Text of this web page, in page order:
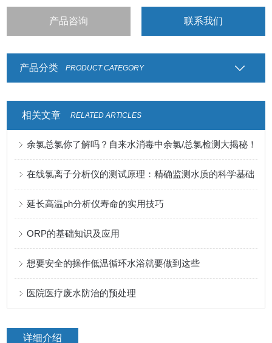
产品咨询 联系我们
产品分类 PRODUCT CATEGORY
相关文章 RELATED ARTICLES
余氯总氯你了解吗？自来水消毒中余氯/总氯检测大揭秘！
在线氯离子分析仪的测试原理：精确监测水质的科学基础
延长高温ph分析仪寿命的实用技巧
ORP的基础知识及应用
想要安全的操作低温循环水浴就要做到这些
医院医疗废水防治的预处理
详细介绍